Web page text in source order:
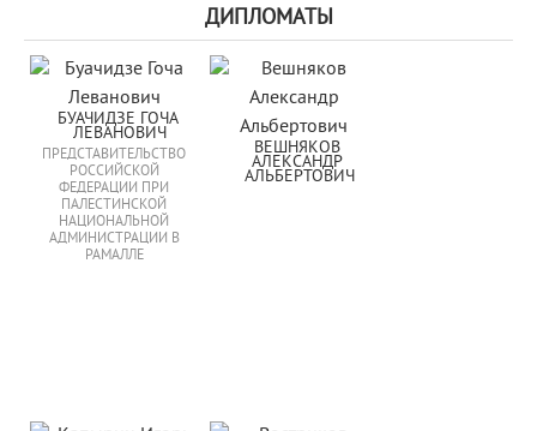
ДИПЛОМАТЫ
БУАЧИДЗЕ ГОЧА
ЛЕВАНОВИЧ
ПРЕДСТАВИТЕЛЬСТВО
РОССИЙСКОЙ
ФЕДЕРАЦИИ ПРИ
ПАЛЕСТИНСКОЙ
НАЦИОНАЛЬНОЙ
АДМИНИСТРАЦИИ В
РАМАЛЛЕ
ВЕШНЯКОВ
АЛЕКСАНДР
АЛЬБЕРТОВИЧ